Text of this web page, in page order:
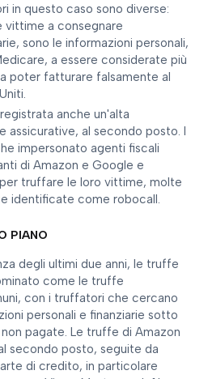
in questo caso sono diverse:
vittime a consegnare
sono le informazioni personali,
a essere considerate più
poter fatturare falsamente al
anche un'alta
assicurative, al secondo posto. I
impersonato agenti fiscali
di Amazon e Google e
truffare le loro vittime, molte
identificate come robocall.
PIANO
degli ultimi due anni, le truffe
come le truffe
con i truffatori che cercano
personali e finanziarie sotto
pagate. Le truffe di Amazon
secondo posto, seguite da
di credito, in particolare